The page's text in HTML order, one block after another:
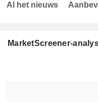
MarketScreener-
Al het nieuws